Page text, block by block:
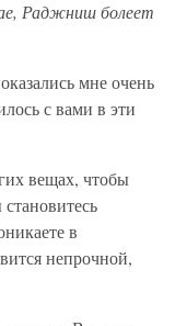
Раджниш болеет
мне очень
с вами в эти
вещах, чтобы
в
непрочной,